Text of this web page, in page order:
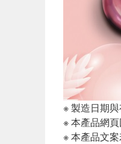
※ 製造日期
※ 本產品網
※ 本產品文